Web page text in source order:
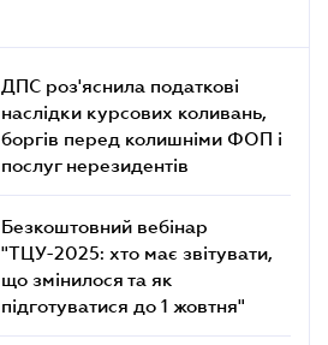
ДПС роз'яснила податкові
наслідки курсових коливань,
боргів перед колишніми ФОП і
послуг нерезидентів
Безкоштовний вебінар
"ТЦУ-2025: хто має звітувати,
що змінилося та як
підготуватися до 1 жовтня"